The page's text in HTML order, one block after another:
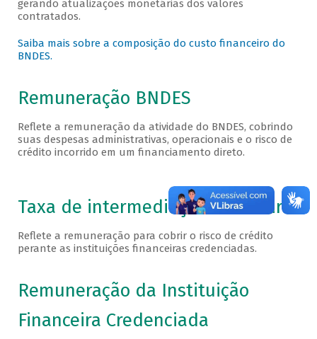
gerando atualizações monetárias dos valores
contratados.
Saiba mais sobre a composição do custo financeiro do
BNDES.
Remuneração BNDES
Reflete a remuneração da atividade do BNDES, cobrindo
suas despesas administrativas, operacionais e o risco de
crédito incorrido em um financiamento direto.
Taxa de intermediação financeira
Reflete a remuneração para cobrir o risco de crédito
perante as instituições financeiras credenciadas.
Remuneração da Instituição
Financeira Credenciada